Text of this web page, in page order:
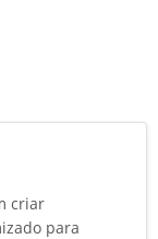
criar
para